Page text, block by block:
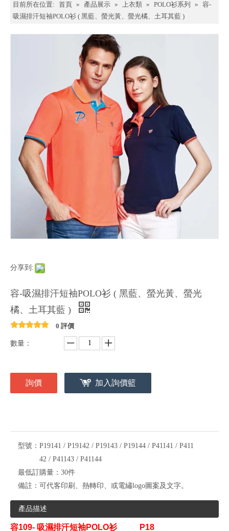
目前所在位置: 首頁 » 產品展示 » 上衣類 » POLO衫系列 » 容-
吸濕排汗短袖POLO衫 ( 黑藍、螢光黃、螢光橘、土耳其藍 )
分享到:
容-吸濕排汗短袖POLO衫 ( 黑藍、螢光黃、螢光
橘、土耳其藍 )
0 評價
數量：
詢價 加入詢價籃
型號： P19141 / P19142 / P19143 / P19144 / P41141 / P411
42 / P41143 / P41144
最低訂購量： 30件
備註： 可代客印刷、熱轉印、或電繡logo圖案及文字。
產品描述
容109- 吸濕排汗短袖POLO衫P18